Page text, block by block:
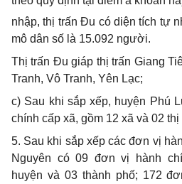
nhập, thị trấnĐu có diện tích tự
mô dân số là 15.092 người.
Thị trấn Đugiáp thị trấn Giang
Tranh, Vô Tranh, Yên Lạc;
c) Sau khi sắp xếp, huyện Phú
chính cấp xã, gồm 12 xã và 02 thị
5. Sau khi sắp xếp các đơn vị
Nguyên có 09 đơn vị hành
huyện và 03 thành phố; 172